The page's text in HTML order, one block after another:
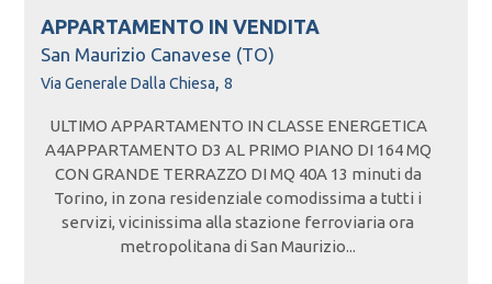
APPARTAMENTO IN VENDITA
San Maurizio Canavese (TO)
Via Generale Dalla Chiesa, 8
ULTIMO APPARTAMENTO IN CLASSE ENERGETICA
A4APPARTAMENTO D3 AL PRIMO PIANO DI 164 MQ
CON GRANDE TERRAZZO DI MQ 40A 13 minuti da
Torino, in zona residenziale comodissima a tutti i
servizi, vicinissima alla stazione ferroviaria ora
metropolitana di San Maurizio...